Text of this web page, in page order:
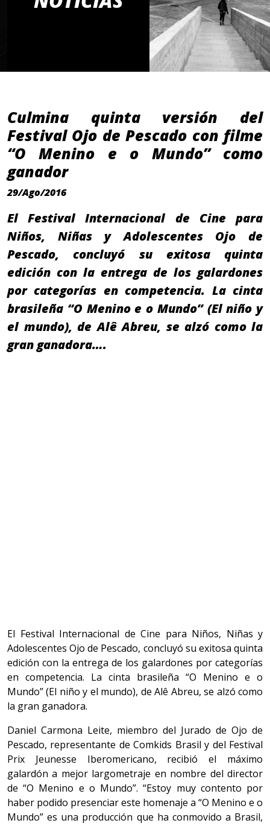
Culmina quinta versión del
Festival Ojo de Pescado con filme
“O Menino e o Mundo” como
ganador
29/Ago/2016
El Festival Internacional de Cine para
Niños, Niñas y Adolescentes Ojo de
Pescado, concluyó su exitosa quinta
edición con la entrega de los galardones
por categorías en competencia. La cinta
brasileña “O Menino e o Mundo” (El niño y
el mundo), de Alê Abreu, se alzó como la
gran ganadora….
El Festival Internacional de Cine para Niños, Niñas y
Adolescentes Ojo de Pescado, concluyó su exitosa quinta
edición con la entrega de los galardones por categorías
en competencia. La cinta brasileña “O Menino e o
Mundo” (El niño y el mundo), de Alê Abreu, se alzó como
la gran ganadora.
Daniel Carmona Leite, miembro del Jurado de Ojo de
Pescado, representante de Comkids Brasil y del Festival
Prix Jeunesse Iberomericano, recibió el máximo
galardón a mejor largometraje en nombre del director
de “O Menino e o Mundo”. “Estoy muy contento por
haber podido presenciar este homenaje a “O Menino e o
Mundo” es una producción que ha conmovido a Brasil,